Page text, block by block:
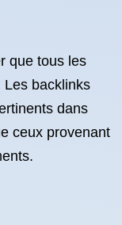
que tous les
Les backlinks
dans
ceux provenant